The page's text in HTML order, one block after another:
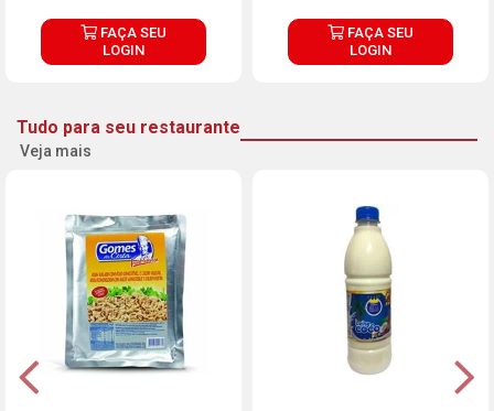
FAÇA SEU
LOGIN
FAÇA SEU
LOGIN
Tudo para seu restaurante
Veja mais